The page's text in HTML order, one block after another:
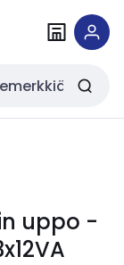
uppo -